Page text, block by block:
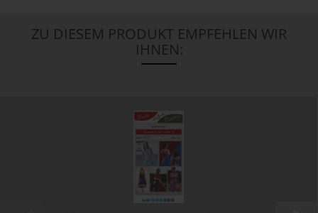
ZU DIESEM PRODUKT EMPFEHLEN WIR
IHNEN: